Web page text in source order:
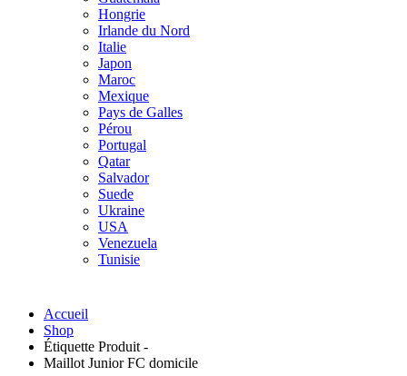
Hongrie
Irlande du Nord
Italie
Japon
Maroc
Mexique
Pays de Galles
Pérou
Portugal
Qatar
Salvador
Suede
Ukraine
USA
Venezuela
Tunisie
Accueil
Shop
Étiquette Produit -
Maillot Junior FC domicile